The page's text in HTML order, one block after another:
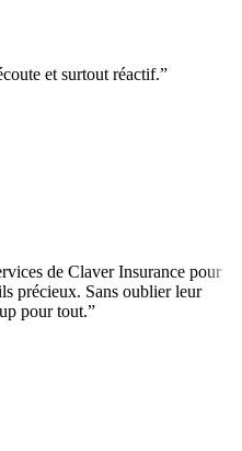
et surtout réactif.”
de Claver Insurance pour
précieux. Sans oublier leur
pour tout.”